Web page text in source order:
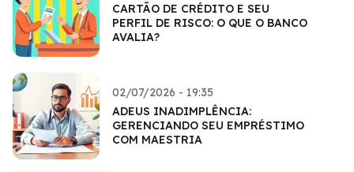
CARTÃO DE CRÉDITO E SEU
PERFIL DE RISCO: O QUE O BANCO
AVALIA?
02/07/2026 - 19:35
ADEUS INADIMPLÊNCIA:
GERENCIANDO SEU EMPRÉSTIMO
COM MAESTRIA